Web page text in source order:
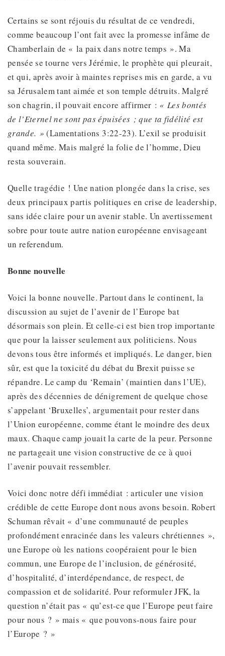
Certains se sont réjouis du résultat de ce vendredi,
comme beaucoup l’ont fait avec la promesse infâme de
Chamberlain de « la paix dans notre temps ». Ma
pensée se tourne vers Jérémie, le prophète qui pleurait,
et qui, après avoir à maintes reprises mis en garde, a vu
sa Jérusalem tant aimée et son temple détruits. Malgré
son chagrin, il pouvait encore affirmer : « Les bontés
de l’Eternel ne sont pas épuisées ; que ta fidélité est
grande. »(Lamentations 3:22-23). L’exil se produisit
quand même. Mais malgré la folie de l’homme, Dieu
resta souverain.
Quelle tragédie ! Une nation plongée dans la crise, ses
deux principaux partis politiques en crise de leadership,
sans idée claire pour un avenir stable. Un avertissement
sobre pour toute autre nation européenne envisageant
un referendum.
Bonne nouvelle
Voici la bonne nouvelle. Partout dans le continent, la
discussion au sujet de l’avenir de l’Europe bat
désormais son plein. Et celle-ci est bien trop importante
que pour la laisser seulement aux politiciens. Nous
devons tous être informés et impliqués. Le danger, bien
sûr, est que la toxicité du débat du Brexit puisse se
répandre. Le camp du ‘Remain’ (maintien dans l’UE),
après des décennies de dénigrement de quelque chose
s’appelant ‘Bruxelles’, argumentait pour rester dans
l’Union européenne, comme étant le moindre des deux
maux. Chaque camp jouait la carte de la peur. Personne
ne partageait une vision constructive de ce à quoi
l’avenir pouvait ressembler.
Voici donc notre défi immédiat : articuler une vision
crédible de cette Europe dont nous avons besoin. Robert
Schuman rêvait « d’une communauté de peuples
profondément enracinée dans les valeurs chrétiennes »,
une Europe où les nations coopéraient pour le bien
commun, une Europe de l’inclusion, de générosité,
d’hospitalité, d’interdépendance, de respect, de
compassion et de solidarité. Pour reformuler JFK, la
question n’était pas « qu’est-ce que l’Europe peut faire
pour nous ? » mais « que pouvons-nous faire pour
l’Europe ? »